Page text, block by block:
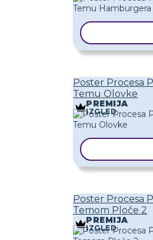
Poster Procesa
Temu Olovke
PREMIJA
IZGLED
Poster Procesa
Temom Ploče 2
PREMIJA
IZGLED